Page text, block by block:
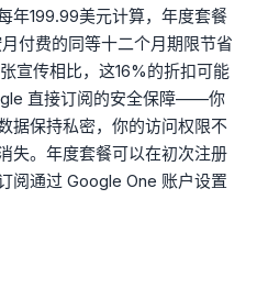
年199.99美元计算，年度套餐
付费的同等十二个月期限节省
宣传相比，这16%的折扣可能
直接订阅的安全保障——你
据保持私密，你的访问权限不
失。年度套餐可以在初次注册
阅通过 Google One 账户设置